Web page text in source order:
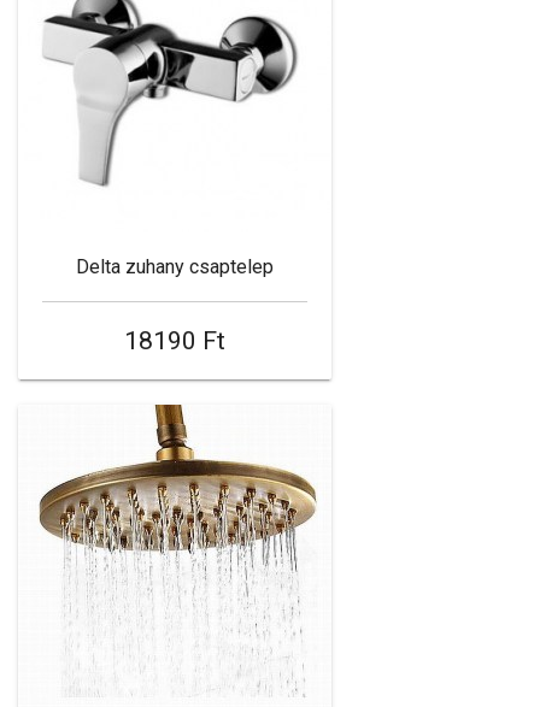
Delta zuhany csaptelep
18190 Ft